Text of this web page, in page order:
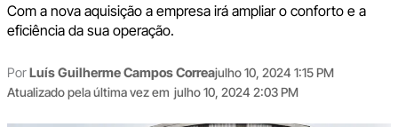
Com a nova aquisição a empresa irá ampliar o conforto e a
eficiência da sua operação.
PorLuís Guilherme Campos Correajulho 10, 2024 1:15 PM
Atualizado pela última vez em julho 10, 2024 2:03 PM